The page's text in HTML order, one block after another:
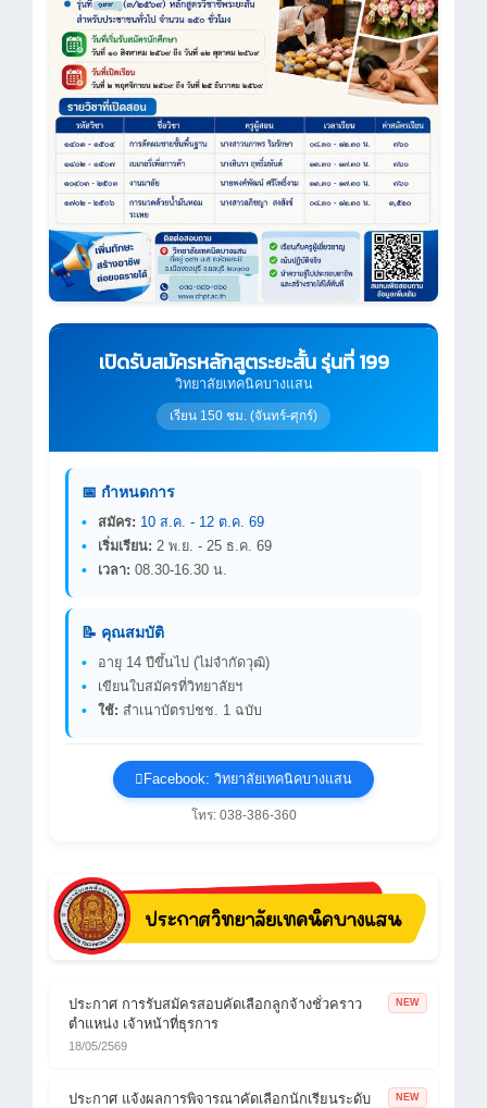
เปิดรับสมัครหลักสูตระยะสั้น รุ่นที่ 199
วิทยาลัยเทคนิคบางแสน
เรียน 150 ชม. (จันทร์-ศุกร์)
📅 กำหนดการ
สมัคร: 10 ส.ค. - 12 ต.ค. 69
เริ่มเรียน: 2 พ.ย. - 25 ธ.ค. 69
เวลา: 08.30-16.30 น.
📝 คุณสมบัติ
อายุ 14 ปีขึ้นไป (ไม่จำกัดวุฒิ)
เขียนใบสมัครที่วิทยาลัยฯ
ใช้: สำเนาบัตรปชช. 1 ฉบับ
Facebook: วิทยาลัยเทคนิคบางแสน
โทร: 038-386-360
ประกาศ การรับสมัครสอบคัดเลือกลูกจ้างชั่วคราว
ตำแหน่ง เจ้าหน้าที่ธุรการ
18/05/2569
NEW
ประกาศ แจ้งผลการพิจารณาคัดเลือกนักเรียนระดับ
NEW